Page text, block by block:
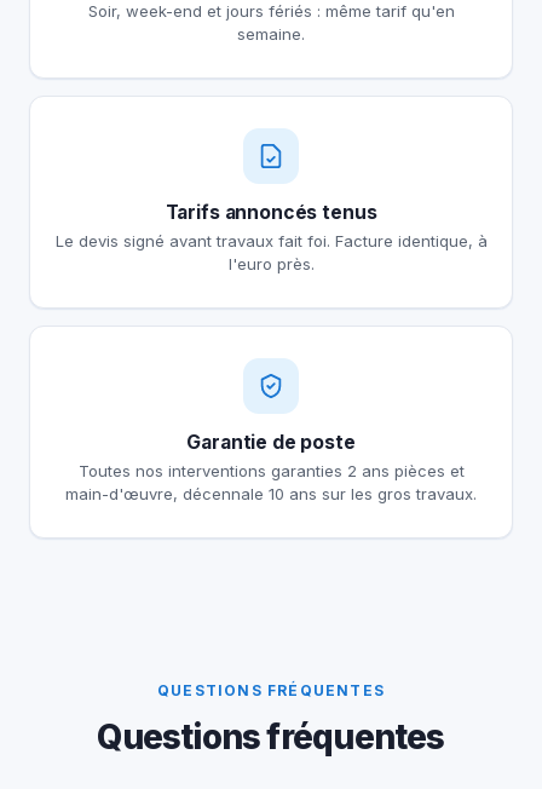
Soir, week-end et jours fériés : même tarif qu'en
semaine.
Tarifs annoncés tenus
Le devis signé avant travaux fait foi. Facture identique, à
l'euro près.
Garantie de poste
Toutes nos interventions garanties 2 ans pièces et
main-d'œuvre, décennale 10 ans sur les gros travaux.
QUESTIONS FRÉQUENTES
Questions fréquentes